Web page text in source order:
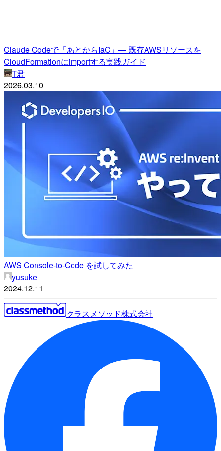
Claude Codeで「あとからIaC」— 既存AWSリソースを
CloudFormationにimportする実践ガイド
T君
2026.03.10
AWS Console-to-Code を試してみた
yusuke
2024.12.11
クラスメソッド株式会社